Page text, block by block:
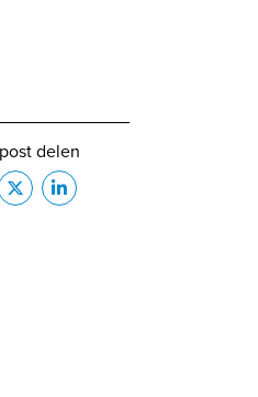
delen